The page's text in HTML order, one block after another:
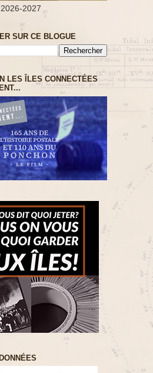
2027
SUR CE BLOGUE
LES ÎLES CONNECTÉES